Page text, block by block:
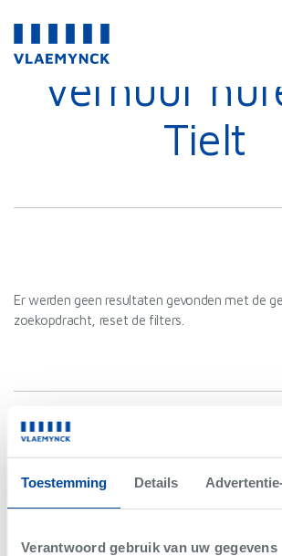
Toestemming Details
Verantwoord gebruik van uw gegevens
Verhuur
Tielt
Er werden geen resultaten gevonden met de
zoekopdracht, reset de filters.
Net gemist
VERKOCHT